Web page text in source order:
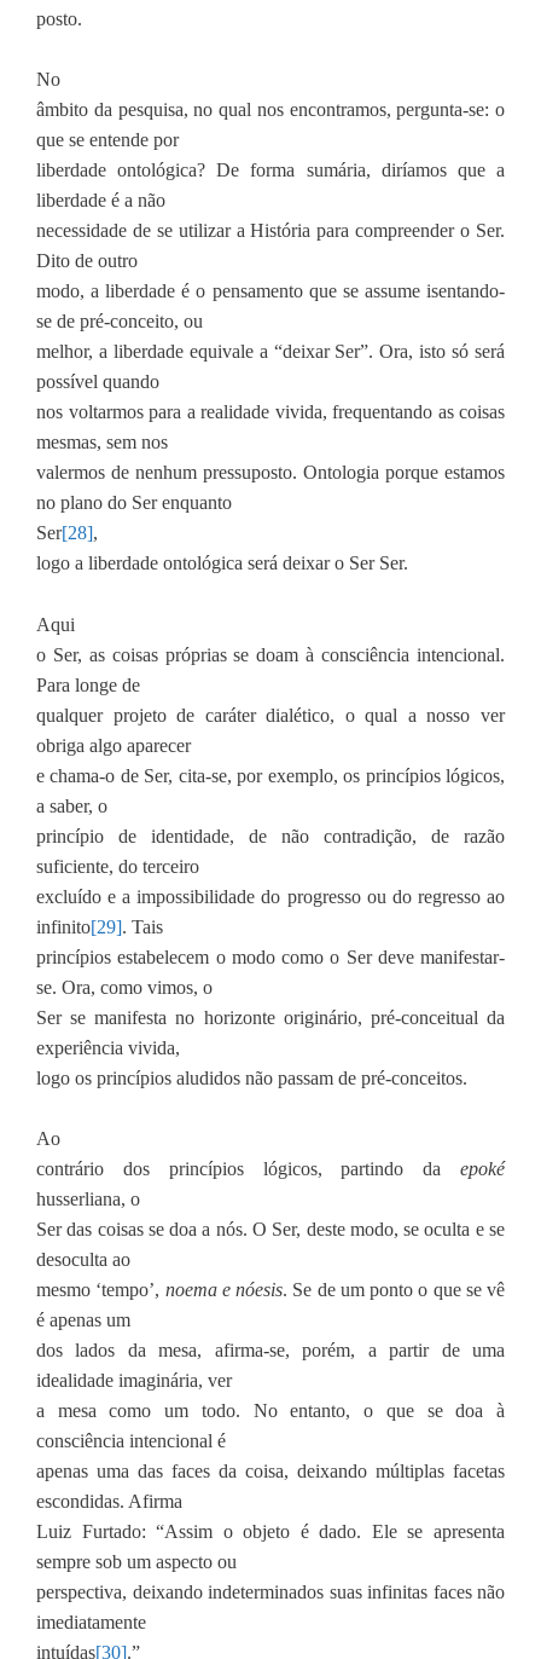
posto.
No
âmbito da pesquisa, no qual nos encontramos, pergunta-se: o
que se entende por
liberdade ontológica? De forma sumária, diríamos que a
liberdade é a não
necessidade de se utilizar a História para compreender o Ser.
Dito de outro
modo, a liberdade é o pensamento que se assume isentando-
se de pré-conceito, ou
melhor, a liberdade equivale a “deixar Ser”. Ora, isto só será
possível quando
nos voltarmos para a realidade vivida, frequentando as coisas
mesmas, sem nos
valermos de nenhum pressuposto. Ontologia porque estamos
no plano do Ser enquanto
Ser[28],
logo a liberdade ontológica será deixar o Ser Ser.
Aqui
o Ser, as coisas próprias se doam à consciência intencional.
Para longe de
qualquer projeto de caráter dialético, o qual a nosso ver
obriga algo aparecer
e chama-o de Ser, cita-se, por exemplo, os princípios lógicos,
a saber, o
princípio de identidade, de não contradição, de razão
suficiente, do terceiro
excluído e a impossibilidade do progresso ou do regresso ao
infinito[29]. Tais
princípios estabelecem o modo como o Ser deve manifestar-
se. Ora, como vimos, o
Ser se manifesta no horizonte originário, pré-conceitual da
experiência vivida,
logo os princípios aludidos não passam de pré-conceitos.
Ao
contrário dos princípios lógicos, partindo da epoké
husserliana, o
Ser das coisas se doa a nós. O Ser, deste modo, se oculta e se
desoculta ao
mesmo ‘tempo’, noema e nóesis. Se de um ponto o que se vê
é apenas um
dos lados da mesa, afirma-se, porém, a partir de uma
idealidade imaginária, ver
a mesa como um todo. No entanto, o que se doa à
consciência intencional é
apenas uma das faces da coisa, deixando múltiplas facetas
escondidas. Afirma
Luiz Furtado: “Assim o objeto é dado. Ele se apresenta
sempre sob um aspecto ou
perspectiva, deixando indeterminados suas infinitas faces não
imediatamente
intuídas[30].”